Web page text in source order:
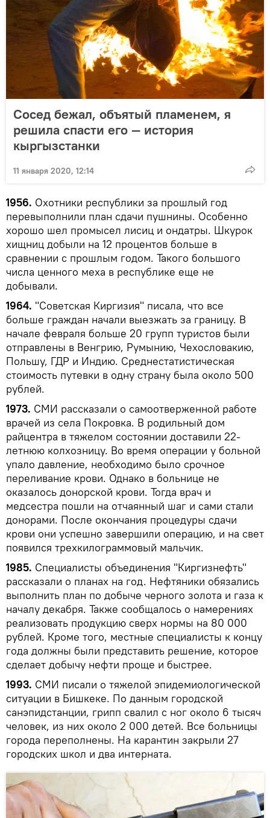
Сосед бежал, объятый пламенем, я
решила спасти его — история
кыргызстанки
11 января 2020, 12:14
1956. Охотники республики за прошлый год
перевыполнили план сдачи пушнины. Особенно
хорошо шел промысел лисиц и ондатры. Шкурок
хищниц добыли на 12 процентов больше в
сравнении с прошлым годом. Такого большого
числа ценного меха в республике еще не
добывали.
1964. "Советская Киргизия" писала, что все
больше граждан начали выезжать за границу. В
начале февраля больше 20 групп туристов были
отправлены в Венгрию, Румынию, Чехословакию,
Польшу, ГДР и Индию. Среднестатистическая
стоимость путевки в одну страну была около 500
рублей.
1973. СМИ рассказали о самоотверженной работе
врачей из села Покровка. В родильный дом
райцентра в тяжелом состоянии доставили 22-
летнюю колхозницу. Во время операции у больной
упало давление, необходимо было срочное
переливание крови. Однако в больнице не
оказалось донорской крови. Тогда врач и
медсестра пошли на отчаянный шаг и сами стали
донорами. После окончания процедуры сдачи
крови они успешно завершили операцию, и на свет
появился трехкилограммовый мальчик.
1985. Специалисты объединения "Киргизнефть"
рассказали о планах на год. Нефтяники обязались
выполнить план по добыче черного золота и газа к
началу декабря. Также сообщалось о намерениях
реализовать продукцию сверх нормы на 80 000
рублей. Кроме того, местные специалисты к концу
года должны были представить решение, которое
сделает добычу нефти проще и быстрее.
1993. СМИ писали о тяжелой эпидемиологической
ситуации в Бишкеке. По данным городской
санэпидстанции, грипп свалил с ног около 6 тысяч
человек, из них около 2 000 детей. Все больницы
города переполнены. На карантин закрыли 27
городских школ и два интерната.